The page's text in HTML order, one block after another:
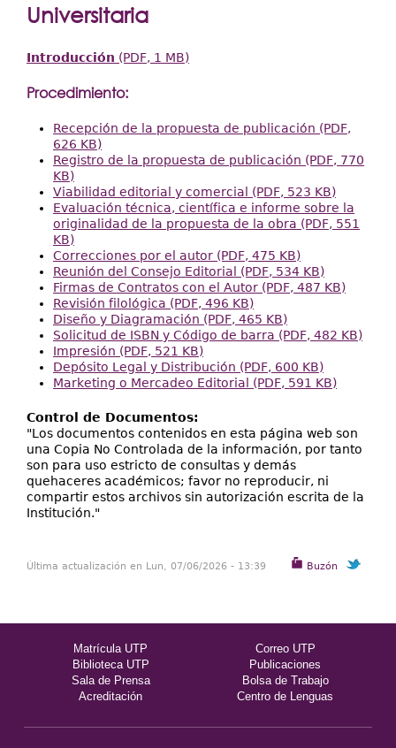
Centros Regionales
Servicios
Transparencia
Universitaria
Introducción (PDF, 1 MB)
Procedimiento:
Recepción de la propuesta de publicación (PDF,
626 KB)
Registro de la propuesta de publicación (PDF, 770
KB)
Viabilidad editorial y comercial (PDF, 523 KB)
Evaluación técnica, científica e informe sobre la
originalidad de la propuesta de la obra (PDF, 551
KB)
Correcciones por el autor (PDF, 475 KB)
Reunión del Consejo Editorial (PDF, 534 KB)
Firmas de Contratos con el Autor (PDF, 487 KB)
Revisión filológica (PDF, 496 KB)
Diseño y Diagramación (PDF, 465 KB)
Solicitud de ISBN y Código de barra (PDF, 482 KB)
Impresión (PDF, 521 KB)
Depósito Legal y Distribución (PDF, 600 KB)
Marketing o Mercadeo Editorial (PDF, 591 KB)
Control de Documentos:
"Los documentos contenidos en esta página web son
una Copia No Controlada de la información, por tanto
son para uso estricto de consultas y demás
quehaceres académicos; favor no reproducir, ni
compartir estos archivos sin autorización escrita de la
Institución."
Buzón
Última actualización en Lun, 07/06/2026 - 13:39
Matrícula UTP
Correo UTP
Biblioteca UTP
Publicaciones
Sala de Prensa
Bolsa de Trabajo
Acreditación
Centro de Lenguas